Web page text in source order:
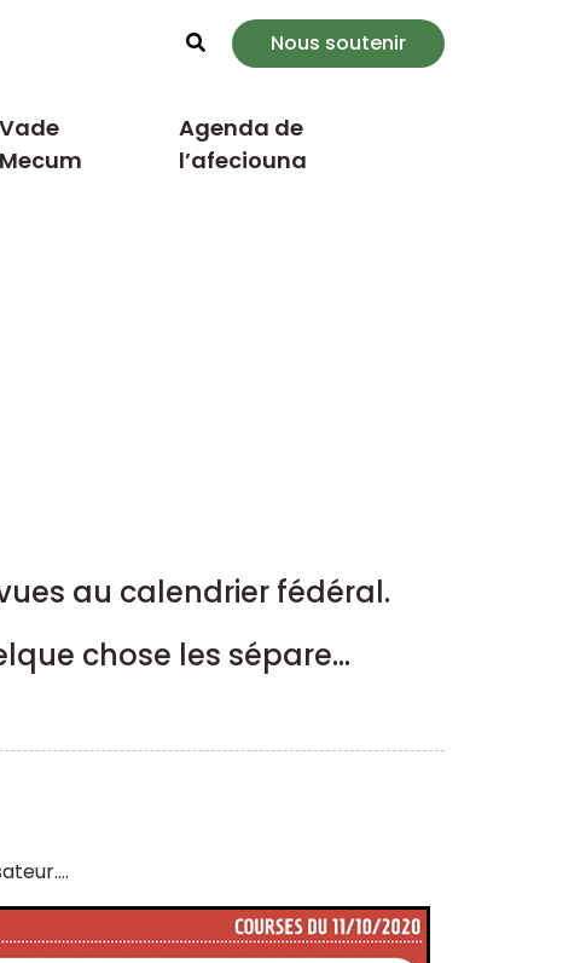
Rechercher
Nous soutenir
Vade
Mecum
Agenda de
l’afeciouna
au calendrier fédéral.
chose les sépare...